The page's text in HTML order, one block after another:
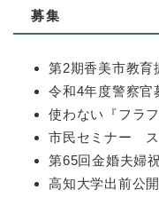
募集
第2期香美市教育
令和4年度警察官
使わない『フラ
市民セミナー ス
第65回金婚夫婦
高知大学出前公